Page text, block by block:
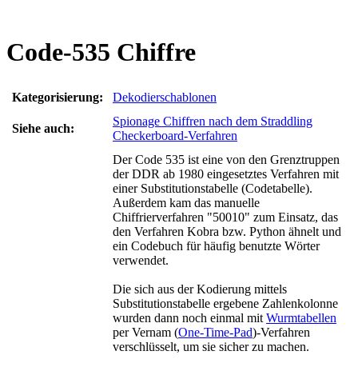
Code-535 Chiffre
Kategorisierung: Dekodierschablonen
Siehe auch:
Spionage Chiffren nach dem Straddling
Checkerboard-Verfahren
Der Code 535 ist eine von den Grenztruppen
der DDR ab 1980 eingesetztes Verfahren mit
einer Substitutionstabelle (Codetabelle).
Außerdem kam das manuelle
Chiffrierverfahren "50010" zum Einsatz, das
den Verfahren Kobra bzw. Python ähnelt und
ein Codebuch für häufig benutzte Wörter
verwendet.
Die sich aus der Kodierung mittels
Substitutionstabelle ergebene Zahlenkolonne
wurden dann noch einmal mit Wurmtabellen
per Vernam (One-Time-Pad)-Verfahren
verschlüsselt, um sie sicher zu machen.